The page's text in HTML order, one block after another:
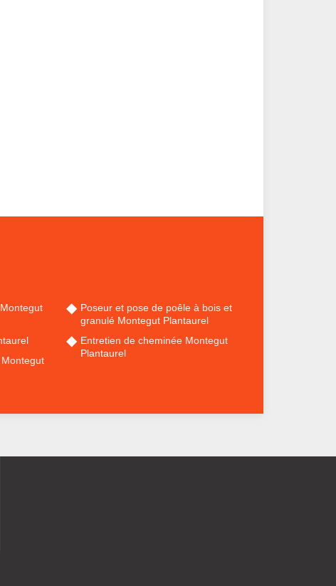
Poseur et pose de poêle à bois et
granulé Montegut Plantaurel
Entretien de cheminée Montegut
Plantaurel